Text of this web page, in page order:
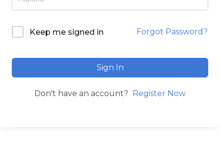
Keep me signed in Forgot Password?
Sign In
Don't have an account? Register Now